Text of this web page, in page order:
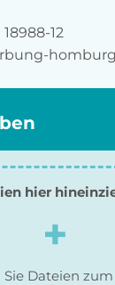
12
hier
Dateien